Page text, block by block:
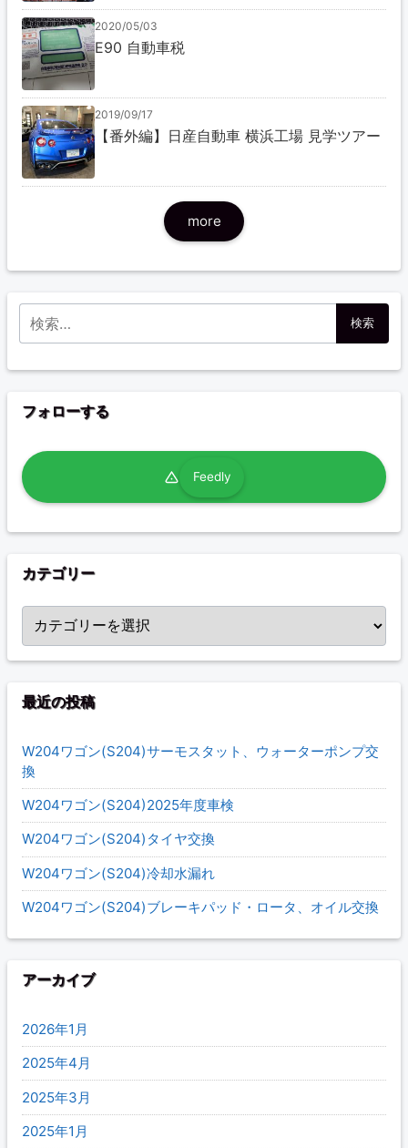
2020/05/03
E90 自動車税
2019/09/17
【番外編】日産自動車 横浜工場 見学ツアー
more
検索:
フォローする
Feedly
カテゴリー
カテゴリー
最近の投稿
W204ワゴン(S204)サーモスタット、ウォーターポンプ交
換
W204ワゴン(S204)2025年度車検
W204ワゴン(S204)タイヤ交換
W204ワゴン(S204)冷却水漏れ
W204ワゴン(S204)ブレーキパッド・ロータ、オイル交換
アーカイブ
2026年1月
2025年4月
2025年3月
2025年1月